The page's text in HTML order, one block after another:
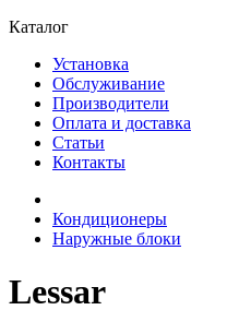
Каталог
Установка
Обслуживание
Производители
Оплата и доставка
Статьи
Контакты
Кондиционеры
Наружные блоки
Lessar